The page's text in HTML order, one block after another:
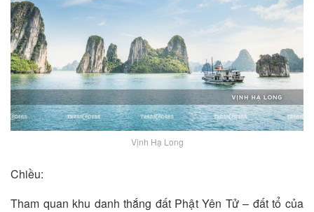
Vịnh Hạ Long
Chiều:
Tham quan khu danh thắng đất Phật Yên Tử – đất tổ của